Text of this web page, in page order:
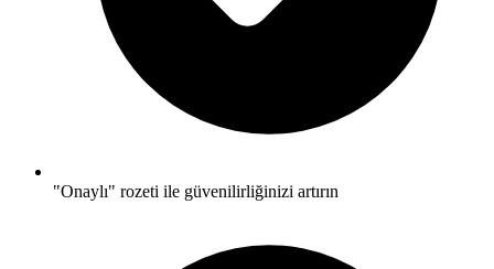
"Onaylı" rozeti ile güvenilirliğinizi artırın